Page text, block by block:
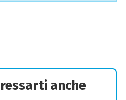
anche